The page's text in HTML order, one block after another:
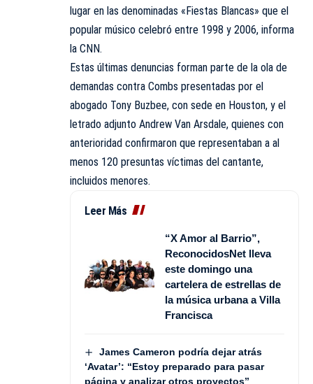
lugar en las denominadas «Fiestas Blancas» que el
popular músico celebró entre 1998 y 2006, informa
la CNN.
Estas últimas denuncias forman parte de la ola de
demandas contra Combs presentadas por el
abogado Tony Buzbee, con sede en Houston, y el
letrado adjunto Andrew Van Arsdale, quienes con
anterioridad confirmaron que representaban a al
menos 120 presuntas víctimas del cantante,
incluidos menores.
Leer Más
“X Amor al Barrio”,
ReconocidosNet lleva
este domingo una
cartelera de estrellas de
la música urbana a Villa
Francisca
James Cameron podría dejar atrás
‘Avatar’: “Estoy preparado para pasar
página y analizar otros proyectos”